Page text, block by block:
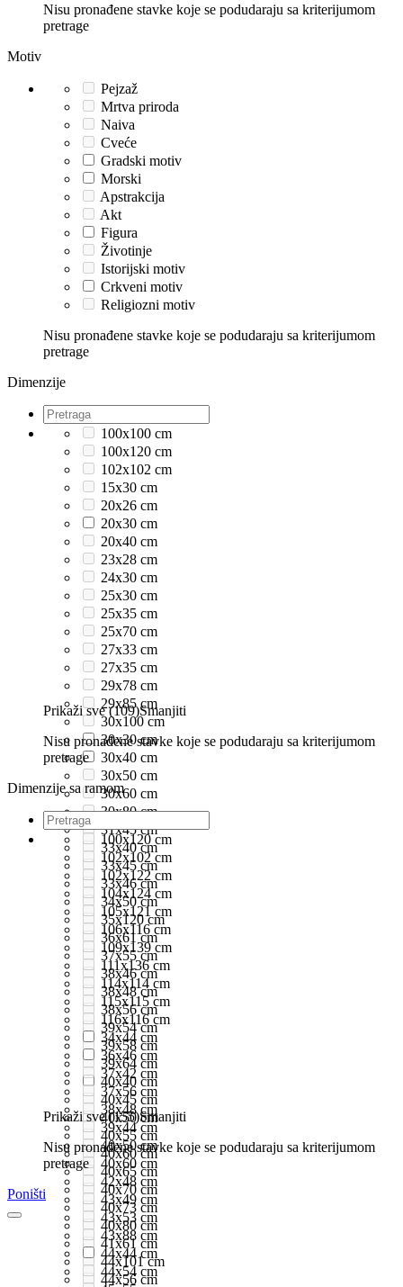
Nisu pronađene stavke koje se podudaraju sa kriterijumom
pretrage
Motiv
Pejzaž
Mrtva priroda
Naiva
Cveće
Gradski motiv
Morski
Apstrakcija
Akt
Figura
Životinje
Istorijski motiv
Crkveni motiv
Religiozni motiv
Nisu pronađene stavke koje se podudaraju sa kriterijumom
pretrage
Dimenzije
100x100 cm
100x120 cm
102x102 cm
15x30 cm
20x26 cm
20x30 cm
20x40 cm
23x28 cm
24x30 cm
25x30 cm
25x35 cm
25x70 cm
27x33 cm
27x35 cm
29x78 cm
29x85 cm
30x100 cm
30x30 cm
30x40 cm
30x50 cm
30x60 cm
30x80 cm
31x45 cm
33x40 cm
33x45 cm
33x46 cm
34x50 cm
35x120 cm
36x61 cm
37x55 cm
38x46 cm
38x48 cm
38x56 cm
39x54 cm
39x58 cm
39x64 cm
40x40 cm
40x45 cm
40x50 cm
40x55 cm
40x60 cm
40x65 cm
40x70 cm
40x73 cm
40x80 cm
41x61 cm
44x101 cm
44x56 cm
Prikaži sve (109)Smanjiti
Nisu pronađene stavke koje se podudaraju sa kriterijumom
pretrage
Dimenzije sa ramom
100x120 cm
102x102 cm
102x122 cm
104x124 cm
105x121 cm
106x116 cm
109x139 cm
111x136 cm
114x114 cm
115x115 cm
116x116 cm
34x44 cm
36x46 cm
37x42 cm
37x56 cm
38x48 cm
39x44 cm
40x50 cm
40x60 cm
42x48 cm
43x49 cm
43x53 cm
43x88 cm
44x44 cm
44x54 cm
Prikaži sve (155)Smanjiti
Nisu pronađene stavke koje se podudaraju sa kriterijumom
pretrage
Poništi